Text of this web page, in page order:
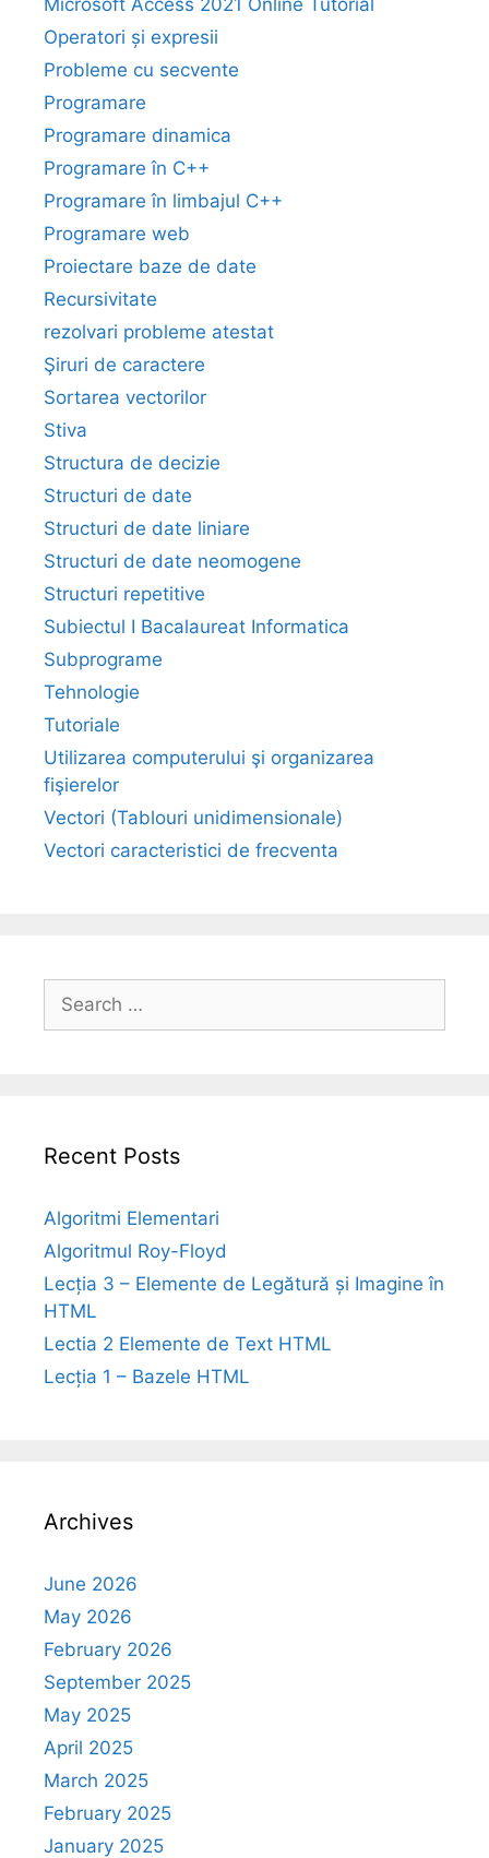
Operatori și expresii
Probleme cu secvente
Programare
Programare dinamica
Programare în C++
Programare în limbajul C++
Programare web
Proiectare baze de date
Recursivitate
rezolvari probleme atestat
Şiruri de caractere
Sortarea vectorilor
Stiva
Structura de decizie
Structuri de date
Structuri de date liniare
Structuri de date neomogene
Structuri repetitive
Subiectul I Bacalaureat Informatica
Subprograme
Tehnologie
Tutoriale
Utilizarea computerului şi organizarea
fişierelor
Vectori (Tablouri unidimensionale)
Vectori caracteristici de frecventa
for:
Recent Posts
Algoritmi Elementari
Algoritmul Roy-Floyd
Lecția 3 – Elemente de Legătură și Imagine în
HTML
Lectia 2 Elemente de Text HTML
Lecția 1 – Bazele HTML
Archives
June 2026
May 2026
February 2026
September 2025
May 2025
April 2025
March 2025
February 2025
January 2025